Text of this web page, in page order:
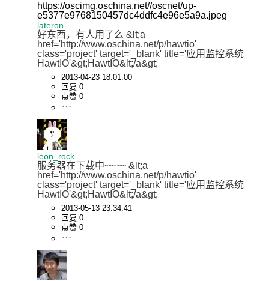
https://oscimg.oschina.net//oscnet/up-
e5377e9768150457dc4ddfc4e96e5a9a.jpeg
lateron
好东西，有人用了么 &lt;a
href='http://www.oschina.net/p/hawtio'
class='project' target='_blank' title='应用监控系统
HawtIO'&gt;HawtIO&lt;/a&gt;
2013-04-23 18:01:00
回复 0
点赞 0
leon_rock
服务器在下载中~~~~ &lt;a
href='http://www.oschina.net/p/hawtio'
class='project' target='_blank' title='应用监控系统
HawtIO'&gt;HawtIO&lt;/a&gt;
2013-05-13 23:34:41
回复 0
点赞 0